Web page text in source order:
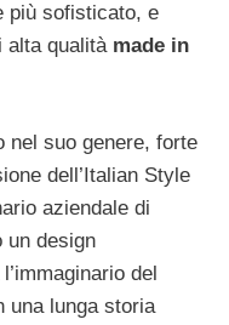
più sofisticato, e
alta qualità made in
nel suo genere, forte
dell’Italian Style
aziendale di
un design
del
una lunga storia